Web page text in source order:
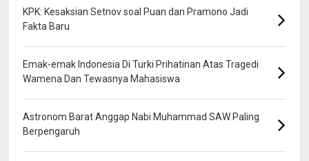
KPK: Kesaksian Setnov soal Puan dan Pramono Jadi
Fakta Baru
Emak-emak Indonesia Di Turki Prihatinan Atas Tragedi
Wamena Dan Tewasnya Mahasiswa
Astronom Barat Anggap Nabi Muhammad SAW Paling
Berpengaruh